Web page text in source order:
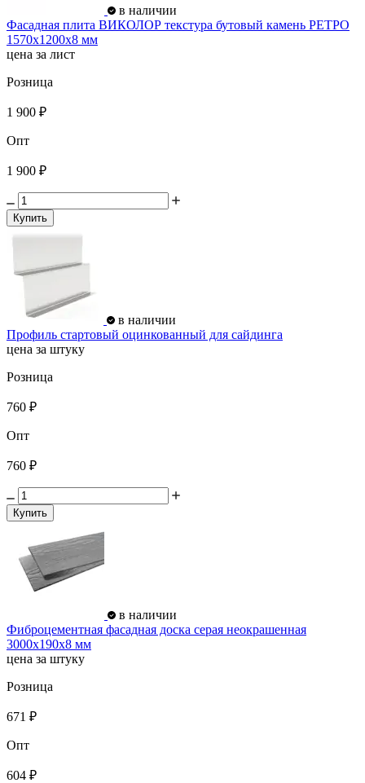
в наличии
Фасадная плита ВИКОЛОР текстура бутовый камень РЕТРО
1570х1200х8 мм
цена за лист
Розница
1 900 ₽
Опт
1 900 ₽
Купить
в наличии
Профиль стартовый оцинкованный для сайдинга
цена за штуку
Розница
760 ₽
Опт
760 ₽
Купить
в наличии
Фиброцементная фасадная доска серая неокрашенная
3000х190х8 мм
цена за штуку
Розница
671 ₽
Опт
604 ₽